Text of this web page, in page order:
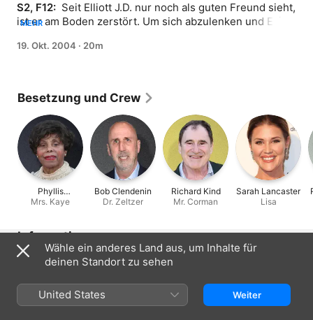
S2, F12: Seit Elliott J.D. nur noch als guten Freund sieht,
ist er am Boden zerstört. Um sich abzulenken und Elliott
Der Plan geht allerdings schief.
MEHR
19. Okt. 2004 · 20m
Besetzung und Crew
Phyllis
Applegate
Mrs. Kaye
Bob Clendenin
Dr. Zeltzer
Richard Kind
Mr. Corman
Sarah Lancaster
Lisa
Informationen
Erschienen
Dauer
20 Min.
Wähle ein anderes Land aus, um Inhalte für
deinen Standort zu sehen
United States Weiter